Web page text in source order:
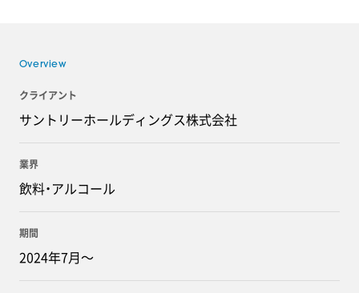
Overview
クライアント
サントリーホールディングス株式会社
業界
飲料・アルコール
期間
2024年7月～